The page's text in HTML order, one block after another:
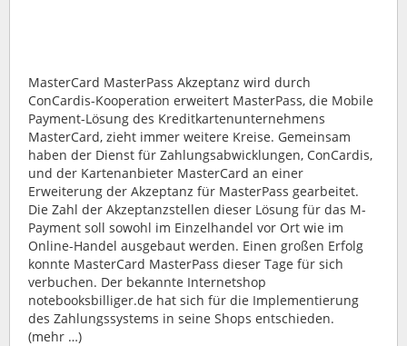
MasterCard MasterPass Akzeptanz wird durch
ConCardis-Kooperation erweitert MasterPass, die Mobile
Payment-Lösung des Kreditkartenunternehmens
MasterCard, zieht immer weitere Kreise. Gemeinsam
haben der Dienst für Zahlungsabwicklungen, ConCardis,
und der Kartenanbieter MasterCard an einer
Erweiterung der Akzeptanz für MasterPass gearbeitet.
Die Zahl der Akzeptanzstellen dieser Lösung für das M-
Payment soll sowohl im Einzelhandel vor Ort wie im
Online-Handel ausgebaut werden. Einen großen Erfolg
konnte MasterCard MasterPass dieser Tage für sich
verbuchen. Der bekannte Internetshop
notebooksbilliger.de hat sich für die Implementierung
des Zahlungssystems in seine Shops entschieden.
(mehr …)